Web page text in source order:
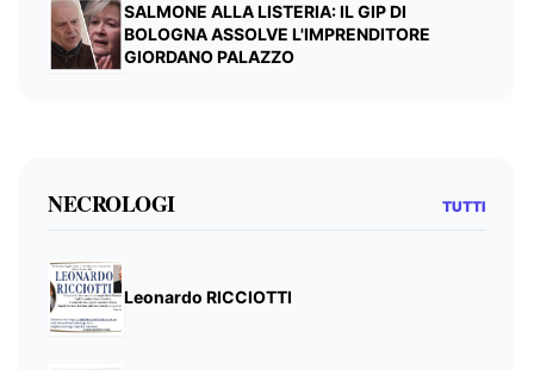
SALMONE ALLA LISTERIA: IL GIP DI
BOLOGNA ASSOLVE L'IMPRENDITORE
GIORDANO PALAZZO
NECROLOGI TUTTI
Leonardo RICCIOTTI